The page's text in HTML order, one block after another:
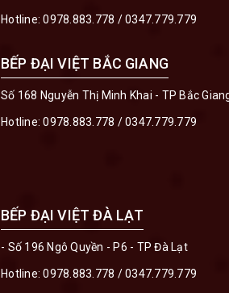
Hotline:0978.883.778 /0347.779.779
BẾP ĐẠI VIỆT BẮC GIANG
Số 168 Nguyễn Thị Minh Khai - TP Bắc
Hotline:0978.883.778 /0347.779.779
BẾP ĐẠI VIỆT ĐÀ LẠT
- Số 196 Ngô Quyền - P6 - TP Đà Lạt
Hotline:0978.883.778 /0347.779.779